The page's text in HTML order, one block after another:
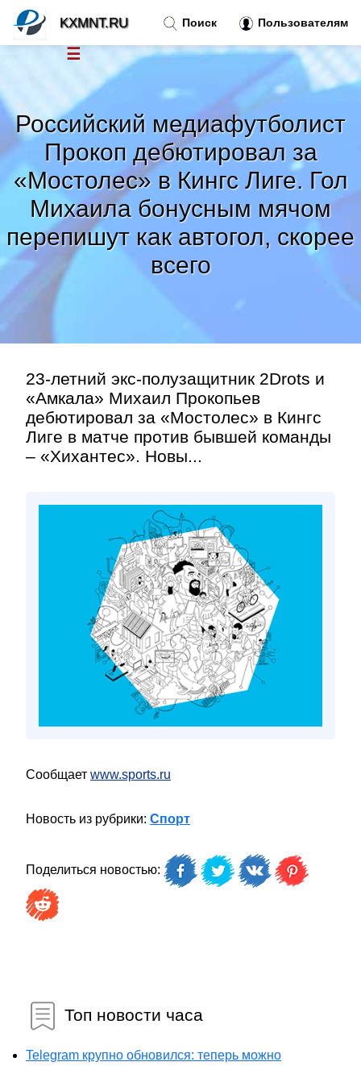
Российский медиафутболист
Прокоп дебютировал за
«Мостолес» в Кингс Лиге. Гол
Михаила бонусным мячом
перепишут как автогол, скорее
всего
23-летний экс-полузащитник 2Drots и
«Амкала» Михаил Прокопьев
дебютировал за «Мостолес» в Кингс
Лиге в матче против бывшей команды
– «Хихантес». Новы...
Сообщает www.sports.ru
Новость из рубрики: Спорт
Поделиться новостью:
Топ новости часа
Telegram крупно обновился: теперь можно
Поиск Пользователям
KXMNT.RU
☰
Тренды новостей »
Рубрики»
Правила »
Контакт